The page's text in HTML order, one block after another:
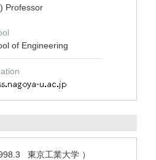
Professor
of Engineering
東京工業大学 ）